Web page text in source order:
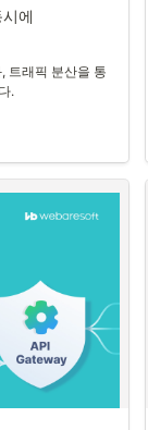
포하거나 취소할
고, 신속하게 적
륭해야 함을 의
하고 있습니다. 그
화
는 클라이언트와
고,
여
데이터 흐름을
에
트래픽 분산을 통
.